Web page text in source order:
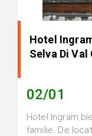
Hotel
Selva Di
02/01
Hotel Ingram
familie. De